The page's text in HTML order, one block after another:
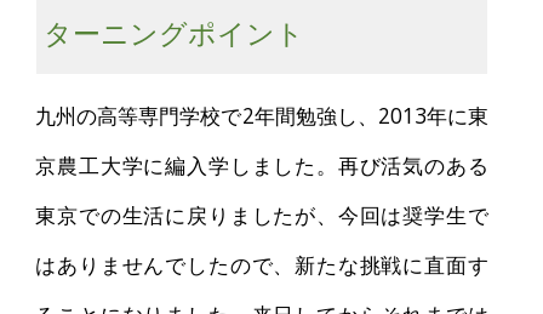
ターニングポイント
九州の高等専門学校で2年間勉強し、2013年に東
京農工大学に編入学しました。再び活気のある
東京での生活に戻りましたが、今回は奨学生で
はありませんでしたので、新たな挑戦に直面す